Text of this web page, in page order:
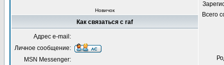
Новичок
Всего
Как связаться с raf
Адрес e-mail:
Личное сообщение:
MSN Messenger: